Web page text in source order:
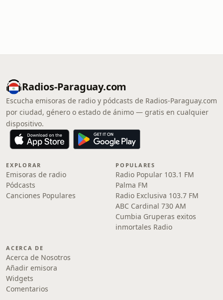
Radios-Paraguay.com
Escucha emisoras de radio y pódcasts de Radios-Paraguay.com
por ciudad, género o estado de ánimo — gratis en cualquier
dispositivo.
EXPLORAR
Emisoras de radio
Pódcasts
Canciones Populares
POPULARES
Radio Popular 103.1 FM
Palma FM
Radio Exclusiva 103.7 FM
ABC Cardinal 730 AM
Cumbia Gruperas exitos
inmortales Radio
ACERCA DE
Acerca de Nosotros
Añadir emisora
Widgets
Comentarios